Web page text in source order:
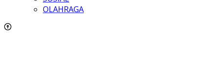
OLAHRAGA